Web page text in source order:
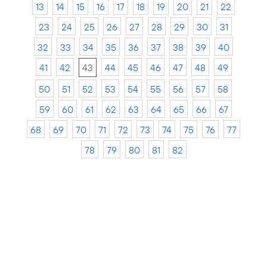
13
14 15 16 17 18 19 20 21
22
23
24 25 26 27 28 29 30
31
32
33 34 35 36 37 38 39
40
41
42 43 44 45 46 47 48
49
50
51 52 53 54 55 56 57
58
59
60 61 62 63 64 65 66
67
68
69 70 71 72 73 74 75 76
77
78
79 80 81 82